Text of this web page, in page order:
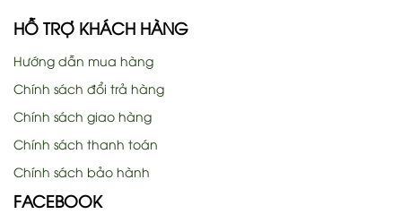
HỖ TRỢ KHÁCH HÀNG
Hướng dẫn mua hàng
Chính sách đổi trả hàng
Chính sách giao hàng
Chính sách thanh toán
Chính sách bảo hành
FACEBOOK